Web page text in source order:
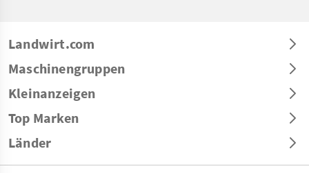
Landwirt.com
Maschinengruppen
Kleinanzeigen
Top Marken
Länder